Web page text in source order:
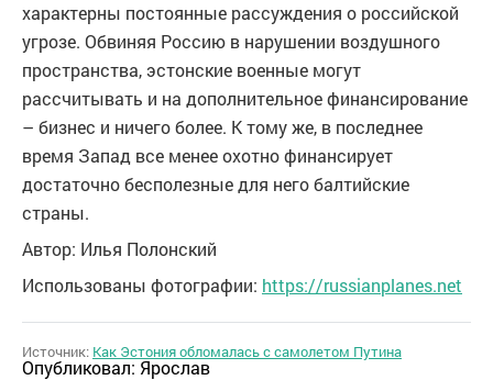
характерны постоянные рассуждения о российской
угрозе. Обвиняя Россию в нарушении воздушного
пространства, эстонские военные могут
рассчитывать и на дополнительное финансирование
– бизнес и ничего более. К тому же, в последнее
время Запад все менее охотно финансирует
достаточно бесполезные для него балтийские
страны.
Автор: Илья Полонский
Использованы фотографии: https://russianplanes.net
Источник: Как Эстония обломалась с самолетом Путина
Опубликовал: Ярослав